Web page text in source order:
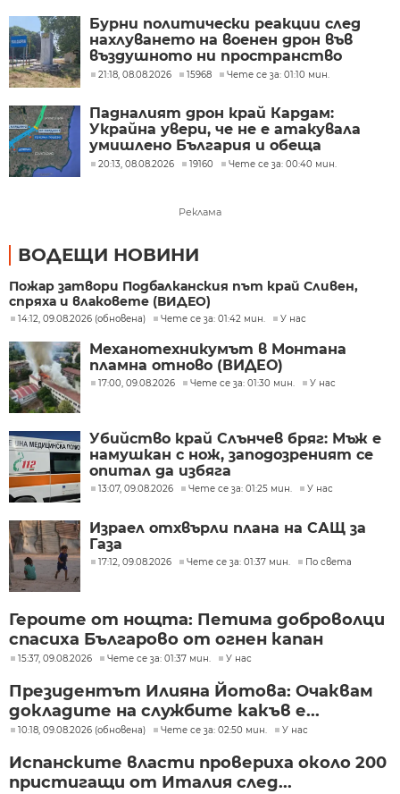
Бурни политически реакции след
нахлуването на военен дрон във
въздушното ни пространство
(ОБЗОР)
21:18, 08.08.2026 15968 Чете се за: 01:10 мин.
Падналият дрон край Кардам:
Украйна увери, че не е атакувала
умишлено България и обеща
разследване
20:13, 08.08.2026 19160 Чете се за: 00:40 мин.
Реклама
ВОДЕЩИ НОВИНИ
Пожар затвори Подбалканския път край Сливен,
спряха и влаковете (ВИДЕО)
14:12, 09.08.2026 (обновена) Чете се за: 01:42 мин. У нас
Механотехникумът в Монтана
пламна отново (ВИДЕО)
17:00, 09.08.2026 Чете се за: 01:30 мин. У нас
Убийство край Слънчев бряг: Мъж е
намушкан с нож, заподозреният се
опитал да избяга
13:07, 09.08.2026 Чете се за: 01:25 мин. У нас
Израел отхвърли плана на САЩ за
Газа
17:12, 09.08.2026 Чете се за: 01:37 мин. По света
Героите от нощта: Петима доброволци
спасиха Българово от огнен капан
15:37, 09.08.2026 Чете се за: 01:37 мин. У нас
Президентът Илияна Йотова: Очаквам
докладите на службите какъв е...
10:18, 09.08.2026 (обновена) Чете се за: 02:50 мин. У нас
Испанските власти провериха около 200
пристигащи от Италия след...